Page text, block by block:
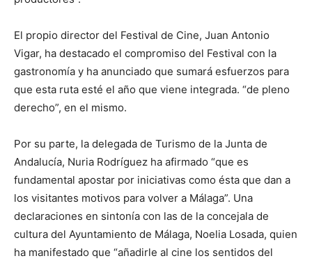
El propio director del Festival de Cine, Juan Antonio
Vigar, ha destacado el compromiso del Festival con la
gastronomía y ha anunciado que sumará esfuerzos para
que esta ruta esté el año que viene integrada. “de pleno
derecho”, en el mismo.
Por su parte, la delegada de Turismo de la Junta de
Andalucía, Nuria Rodríguez ha afirmado “que es
fundamental apostar por iniciativas como ésta que dan a
los visitantes motivos para volver a Málaga”. Una
declaraciones en sintonía con las de la concejala de
cultura del Ayuntamiento de Málaga, Noelia Losada, quien
ha manifestado que “añadirle al cine los sentidos del